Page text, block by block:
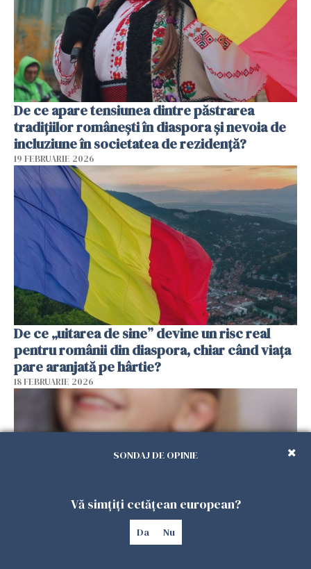
De ce apare tensiunea dintre păstrarea
tradițiilor românești în diaspora și nevoia de
incluziune în societatea de rezidență?
19 FEBRUARIE 2026
De ce „uitarea de sine” devine un risc real
pentru românii din diaspora, chiar când viața
pare aranjată pe hârtie?
18 FEBRUARIE 2026
SONDAJ DE OPINIE
Vă simțiți cetățean european?
Da Nu